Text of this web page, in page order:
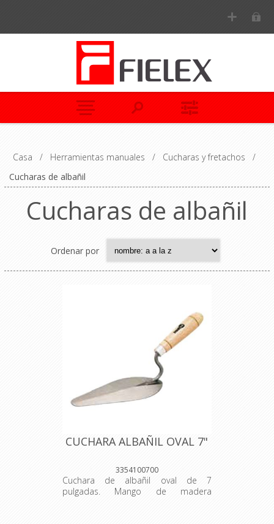
Casa / Herramientas manuales / Cucharas y fretachos
/
Cucharas de albañil
Cucharas de albañil
Ordenar por
CUCHARA ALBAÑIL OVAL 7"
3354100700
Cuchara de albañil oval de 7
pulgadas. Mango de madera